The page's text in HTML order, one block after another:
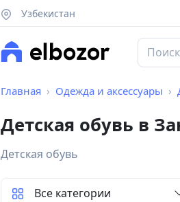
Узбекистан
Главная Одежда и аксессуары
Детская обувь в
Детская обувь
Все категории